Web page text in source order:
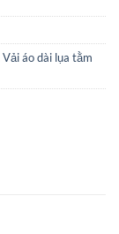
Vải áo dài lụa tằm